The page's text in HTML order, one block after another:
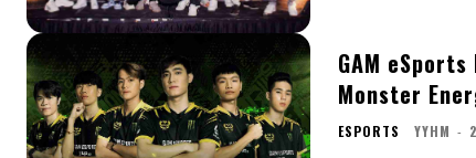
GAM
Monster
ESPORTS YYHM -